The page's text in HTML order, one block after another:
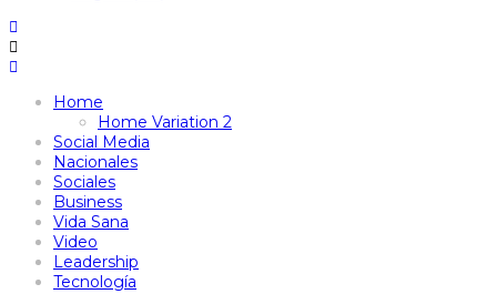
Home
Home Variation 2
Social Media
Nacionales
Sociales
Business
Vida Sana
Video
Leadership
Tecnología